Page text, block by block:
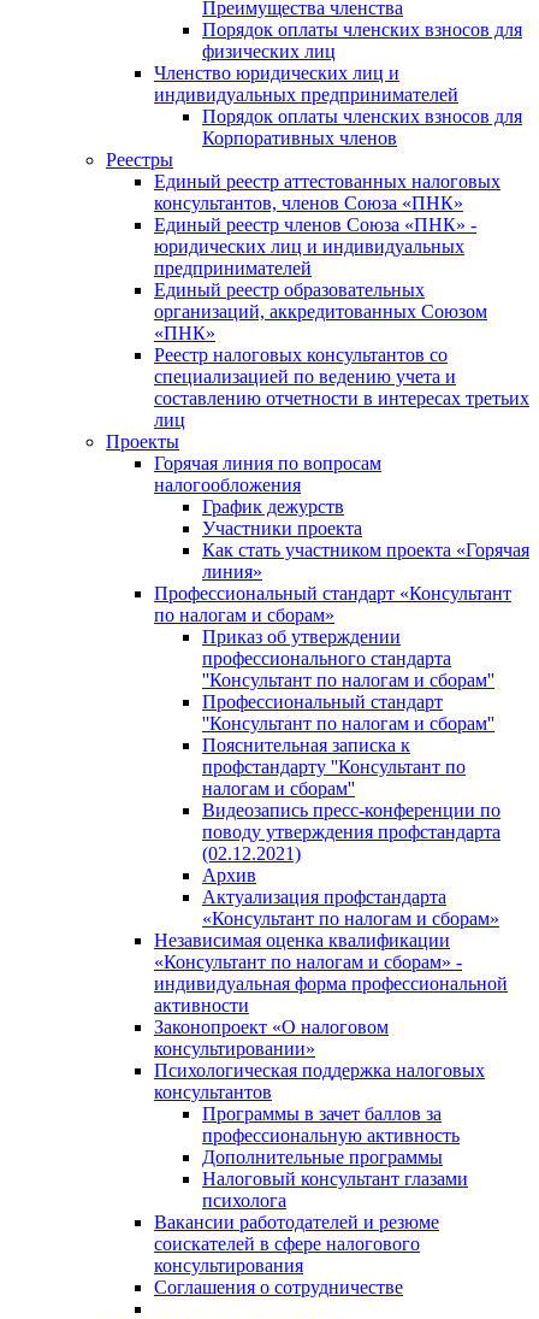
Преимущества членства
Порядок оплаты членских взносов для
физических лиц
Членство юридических лиц и
индивидуальных предпринимателей
Порядок оплаты членских взносов для
Корпоративных членов
Реестры
Единый реестр аттестованных налоговых
консультантов, членов Союза «ПНК»
Единый реестр членов Союза «ПНК» -
юридических лиц и индивидуальных
предпринимателей
Единый реестр образовательных
организаций, аккредитованных Союзом
«ПНК»
Реестр налоговых консультантов со
специализацией по ведению учета и
составлению отчетности в интересах третьих
лиц
Проекты
Горячая линия по вопросам
налогообложения
График дежурств
Участники проекта
Как стать участником проекта «Горячая
линия»
Профессиональный стандарт «Консультант
по налогам и сборам»
Приказ об утверждении
профессионального стандарта
''Консультант по налогам и сборам''
Профессиональный стандарт
''Консультант по налогам и сборам''
Пояснительная записка к
профстандарту ''Консультант по
налогам и сборам''
Видеозапись пресс-конференции по
поводу утверждения профстандарта
(02.12.2021)
Архив
Актуализация профстандарта
«Консультант по налогам и сборам»
Независимая оценка квалификации
«Консультант по налогам и сборам» -
индивидуальная форма профессиональной
активности
Законопроект «О налоговом
консультировании»
Психологическая поддержка налоговых
консультантов
Программы в зачет баллов за
профессиональную активность
Дополнительные программы
Налоговый консультант глазами
психолога
Вакансии работодателей и резюме
соискателей в сфере налогового
консультирования
Соглашения о сотрудничестве